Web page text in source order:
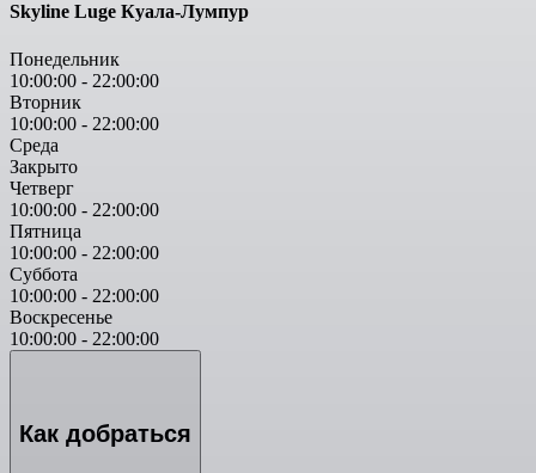
Skyline Luge Куала-Лумпур
Понедельник
10:00:00 - 22:00:00
Вторник
10:00:00 - 22:00:00
Среда
Закрыто
Четверг
10:00:00 - 22:00:00
Пятница
10:00:00 - 22:00:00
Суббота
10:00:00 - 22:00:00
Воскресенье
10:00:00 - 22:00:00
Как добраться